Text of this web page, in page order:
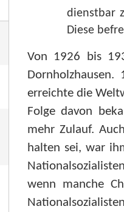
dienstbar
Diese
Von 1926 bis
erreichte die
Folge davon
mehr Zulauf.
halten sei, war
wenn manche